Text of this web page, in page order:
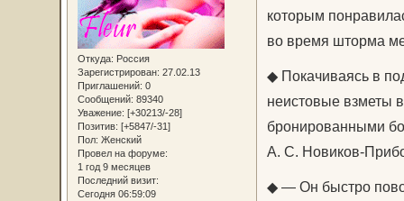
Откуда: Россия
Зарегистрирован: 27.02.13
Приглашений: 0
Сообщений: 89340
Уважение: [+30213/-28]
Позитив: [+5847/-31]
Пол: Женский
Провел на форуме:
1 год 9 месяцев
Последний визит:
Сегодня 06:59:09
которым
во время шторма
◆ Покачиваясь в
неистовые взметы
бронированными
А. С. Новиков-
◆ ― Он быстро